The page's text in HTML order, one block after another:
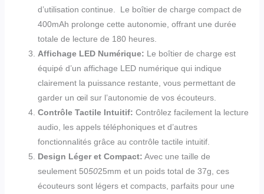
d’utilisation continue. Le boîtier de charge compact de
400mAh prolonge cette autonomie, offrant une durée
totale de lecture de 180 heures.
Affichage LED Numérique: Le boîtier de charge est
équipé d’un affichage LED numérique qui indique
clairement la puissance restante, vous permettant de
garder un œil sur l’autonomie de vos écouteurs.
Contrôle Tactile Intuitif: Contrôlez facilement la lecture
audio, les appels téléphoniques et d’autres
fonctionnalités grâce au contrôle tactile intuitif.
Design Léger et Compact: Avec une taille de
seulement 505025mm et un poids total de 37g, ces
écouteurs sont légers et compacts, parfaits pour une